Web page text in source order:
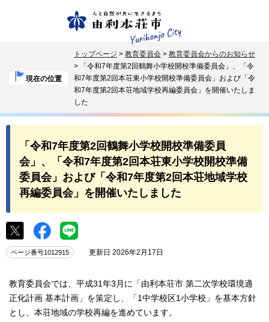
現在の位置
トップページ > 教育委員会 > 教育委員会からのお知らせ
> 「令和7年度第2回鶴舞小学校開校準備委員会」、「令
和7年度第2回本荘東小学校開校準備委員会」および「令
和7年度第2回本荘地域学校再編委員会」を開催いたしま
した
「令和7年度第2回鶴舞小学校開校準備委員
会」、「令和7年度第2回本荘東小学校開校準備
委員会」および「令和7年度第2回本荘地域学校
再編委員会」を開催いたしました
ページ番号1012915 更新日 2026年2月17日
教育委員会では、平成31年3月に「由利本荘市 第二次学校環境適
正化計画 基本計画」を策定し、「1中学校区1小学校」を基本方針
とし、本荘地域の学校再編を進めています。